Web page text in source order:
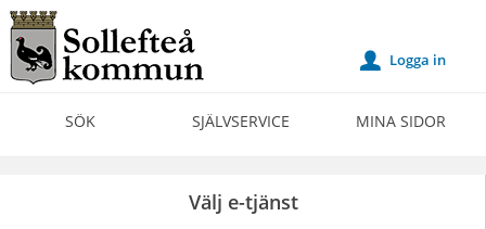
Välkommen
till
Självservice
Sollefteå
SÖK SJÄLVSERVICE MINA SIDOR
u Logga in
Välj e-tjänst